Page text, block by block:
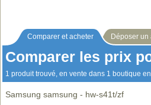
Comparer et acheter Déposer un
Comparer les prix
1 produit trouvé, en vente dans 1 boutique
Samsung samsung - hw-s41t/zf